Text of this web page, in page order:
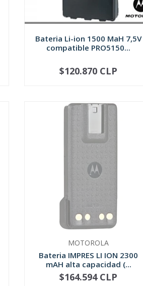
Bateria Li-ion 1500 MaH 7,5V
compatible PRO5150...
+
$120.870 CLP
MOTOROLA
Bateria IMPRES LI ION 2300
mAH alta capacidad (...
NO DISPONIBLE
$164.594 CLP